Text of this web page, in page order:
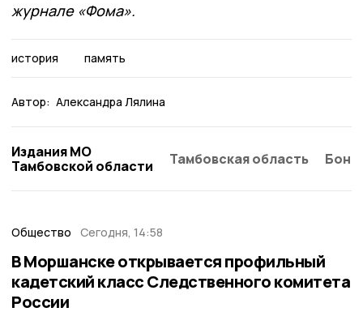
журнале «Фома».
история память
Автор: Александра Лялина
Издания МО
Тамбовской области
Тамбовская область
Общество Сегодня, 14:58
В Моршанске открывается профильный
кадетский класс Следственного комитета
России